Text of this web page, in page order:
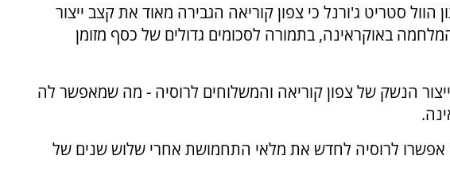
הוול סטריט ג'ורנל כי צפון קוריאה הגבירה מאוד את קצב ייצור
באוקראינה, בתמורה לסכומים גדולים של כסף מזומן
ייצור הנשק של צפון קוריאה והמשלוחים לרוסיה - מה שמאפשר לה
לרוסיה לחדש את מלאי התחמושת אחרי שלוש שנים של